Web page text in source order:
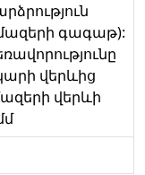
գագաթ):
վերևից
վերևի